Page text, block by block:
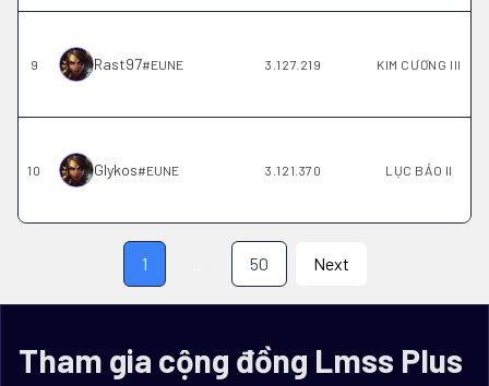
9 Rast97#EUNE 3.127.219 KIM CƯƠNG III
10 Glykos#EUNE 3.121.370 LỤC BẢO II
1 50 Next
Tham gia cộng đồng Lmss Plus